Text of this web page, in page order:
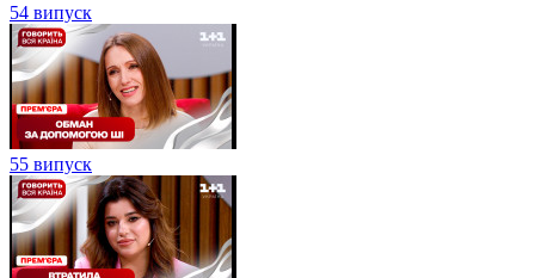
54 випуск
55 випуск